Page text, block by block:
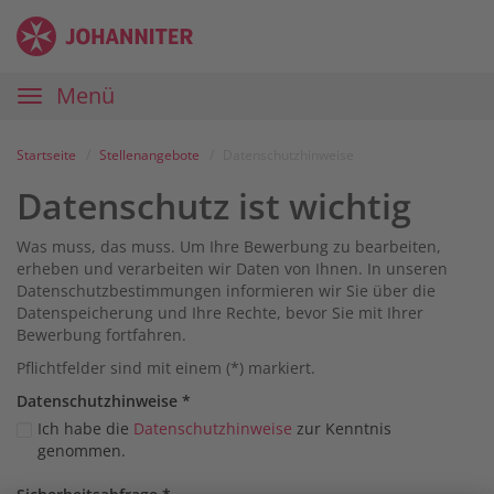
Zum
Inhalt
Anmelden
Zur
Navigation
Zur
Startseite
Karriereportal
Johanniter
Hauptnavigation
Menü
Startseite Stellenangebote
Datenschutz ist wichtig
Was muss, das muss. Um Ihre Bewerbung zu bearbeiten,
erheben und verarbeiten wir Daten von Ihnen. In unseren
Datenschutzbestimmungen informieren wir Sie über die
Datenspeicherung und Ihre Rechte, bevor Sie mit Ihrer
Bewerbung fortfahren.
Pflichtfelder sind mit einem (*) markiert.
Datenschutz­hinweise *
Ich habe die Datenschutzhinweise zur Kenntnis
genommen.